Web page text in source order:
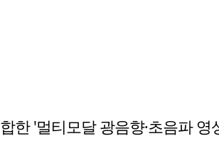
한 '멀티모달 광음향·초음파